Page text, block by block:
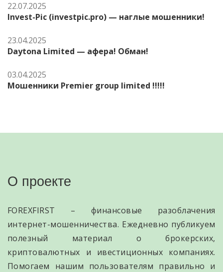
22.07.2025
Invest-Pic (investpic.pro) — наглые мошенники!
23.04.2025
Daytona Limited — афера! Обман!
03.04.2025
Мошенники Premier group limited !!!!!
О проекте
FOREXFIRST – финансовые разоблачения
интернет-мошенничества. Ежедневно публикуем
полезный материал о брокерских,
криптовалютных и ивестиционных компаниях.
Помогаем нашим пользователям правильно и